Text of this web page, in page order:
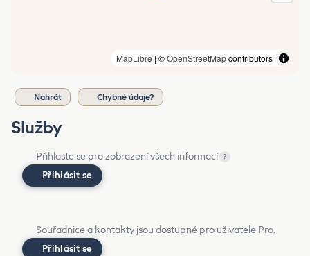
MapLibre | ©OpenStreetMapcontributors
Nahrát Chybné údaje?
Služby
Přihlaste se pro zobrazení všech informací ?
Přihlásit se
Souřadnice a kontakty jsou dostupné pro uživatele Pro.
Přihlásit se